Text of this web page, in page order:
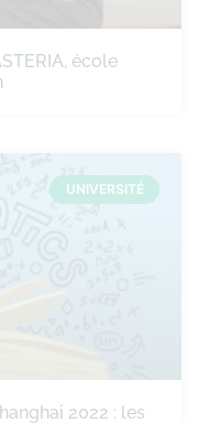
école
UNIVERSITÉ
2022 : les